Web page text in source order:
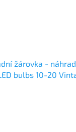
žárovka -
bulbs 10-20